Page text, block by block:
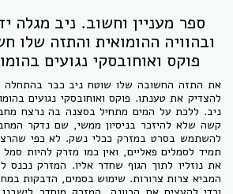
ספר מעניין וחשוב. ניב מגלה
ובהוויה ההומואית והתזה שלו
פוקס ואוחובסקי נגועים
את התזה החשובה שלו שוטח ניב כבר בהתחלה
להצדיק את טענתו. פוקס ואוחובסקי נגועים
ניב. ללכת על המים מתחיל בסצנה בה נרצח
קשה שלא להיזכר בניסיון ממשי, שם נדקר
להשתמש בסרט במזרק ככלי נשק. לא כפי
תמיד לסמלים פאליים, ואין כמו מזרק להיות
את נוזליו לתוך הגוף שחדר אליו. המזרק נכנס
המביא צרות צרורות. שימוש בסמים, הדבקות